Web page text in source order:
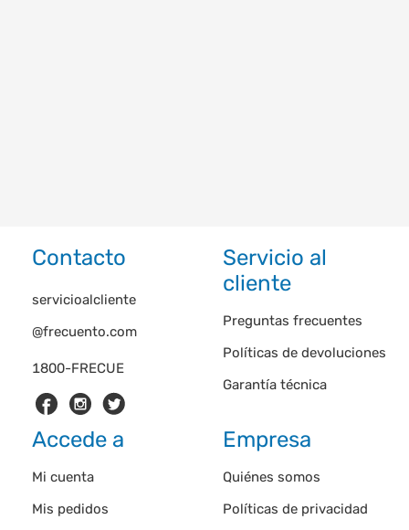
Contacto
1800-FRECUE
servicioalcliente
@frecuento.com
Servicio al
cliente
Preguntas frecuentes
Políticas de devoluciones
Garantía técnica
Accede a
Mi cuenta
Mis pedidos
Empresa
Quiénes somos
Políticas de privacidad